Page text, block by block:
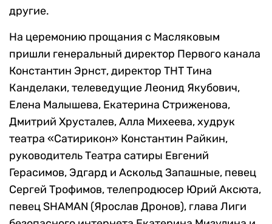
другие.
На церемонию прощания с Масляковым
пришли генеральный директор Первого канала
Константин Эрнст, директор ТНТ Тина
Канделаки, телеведущие Леонид Якубович,
Елена Малышева, Екатерина Стриженова,
Дмитрий Хрусталев, Алла Михеева, худрук
театра «Сатирикон» Константин Райкин,
руководитель Театра сатиры Евгений
Герасимов, Эдгард и Аскольд Запашные, певец
Сергей Трофимов, телепродюсер Юрий Аксюта,
певец SHAMAN (Ярослав Дронов), глава Лиги